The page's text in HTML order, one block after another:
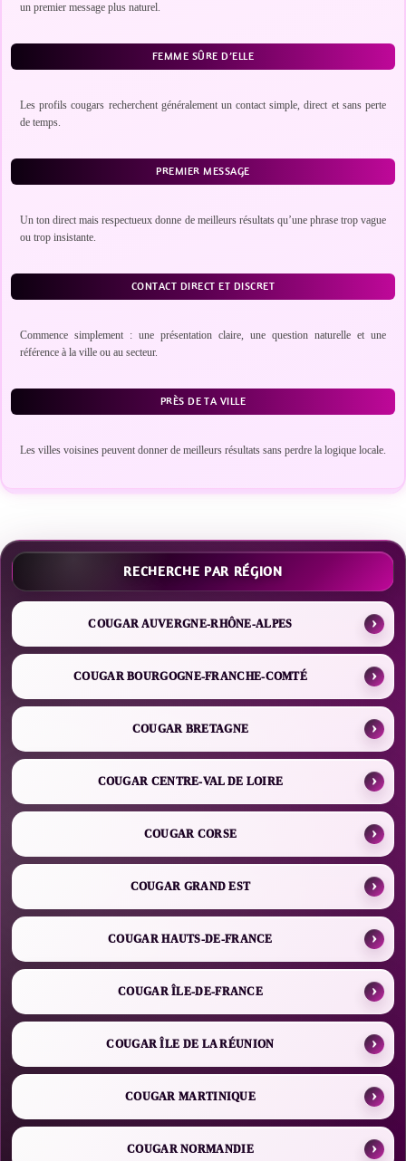
un premier message plus naturel.
FEMME SÛRE D’ELLE
Les profils cougars recherchent généralement un contact simple, direct et sans perte
de temps.
PREMIER MESSAGE
Un ton direct mais respectueux donne de meilleurs résultats qu’une phrase trop vague
ou trop insistante.
CONTACT DIRECT ET DISCRET
Commence simplement : une présentation claire, une question naturelle et une
référence à la ville ou au secteur.
PRÈS DE TA VILLE
Les villes voisines peuvent donner de meilleurs résultats sans perdre la logique locale.
RECHERCHE PAR RÉGION
COUGAR AUVERGNE-RHÔNE-ALPES
COUGAR BOURGOGNE-FRANCHE-COMTÉ
COUGAR BRETAGNE
COUGAR CENTRE-VAL DE LOIRE
COUGAR CORSE
COUGAR GRAND EST
COUGAR HAUTS-DE-FRANCE
COUGAR ÎLE-DE-FRANCE
COUGAR ÎLE DE LA RÉUNION
COUGAR MARTINIQUE
COUGAR NORMANDIE